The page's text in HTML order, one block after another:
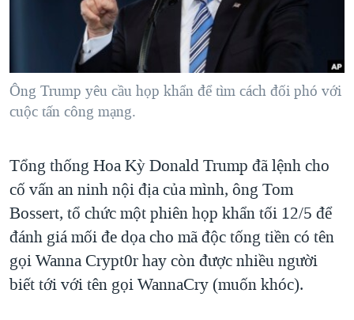
NGƯỜI VIỆT HẢI NGOẠI
ĐỜI SỐNG
KINH TẾ
KHOA HỌC
VĂN HOÁ
THỂ THAO
GIÁO DỤC
HÀNH TRÌNH BẦU CỬ 2024
MỘT NĂM CHIẾN TRANH TẠI DẢI GAZA
GIẢI MÃ VÀNH ĐAI & CON ĐƯỜNG
NGÀY TỊ NẠN THẾ GIỚI
GROUND ZERO – XƯA VÀ NAY
CHI PHÍ CHIẾN TRANH AFGHANISTAN
CÁC GIÁ TRỊ CỘNG HÒA Ở VIỆT NAM
THƯỢNG ĐỈNH TRUMP-KIM TẠI VIỆT NAM
TRỊNH VĨNH BÌNH VS. CHÍNH PHỦ VIỆT NAM
MẠNG XÃ HỘI
Ngôn ngữ khác
Ông Trump yêu cầu họp khẩn để tìm cách đối phó với
cuộc tấn công mạng.
Tổng thống Hoa Kỳ Donald Trump đã lệnh cho
cố vấn an ninh nội địa của mình, ông Tom
Bossert, tổ chức một phiên họp khẩn tối 12/5 để
đánh giá mối đe dọa cho mã độc tống tiền có tên
gọi Wanna Crypt0r hay còn được nhiều người
biết tới với tên gọi WannaCry (muốn khóc).